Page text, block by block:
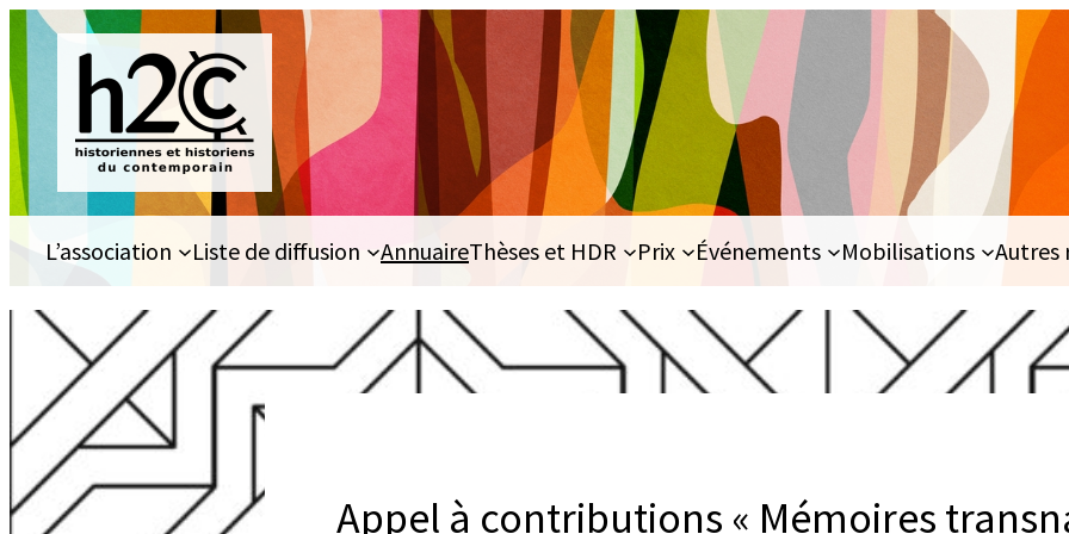
Aller
au
contenu
L’association Liste de diffusion AnnuaireThèses et HDR Prix Événements Mobilisations Autres
Appel à contributions « Mémoires